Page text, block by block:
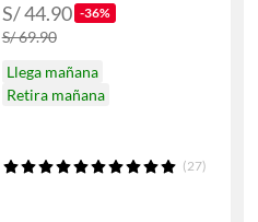
S/ 44.90 -36%
S/ 69.90
Llega mañana
Retira mañana
(27)